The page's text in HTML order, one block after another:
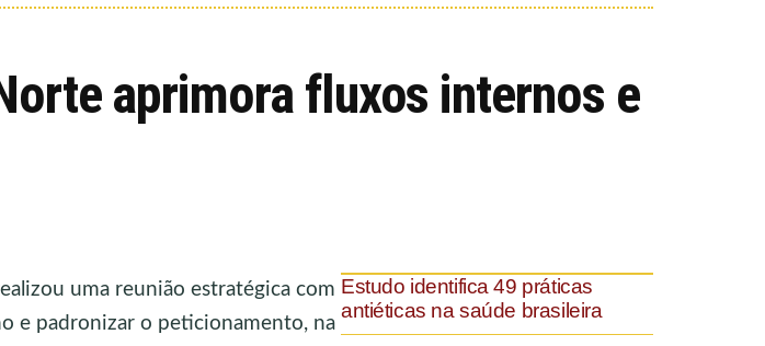
aprimora fluxos internos e
uma reunião estratégica com
e padronizar o peticionamento, na
Estudo identifica 49 práticas
antiéticas na saúde brasileira